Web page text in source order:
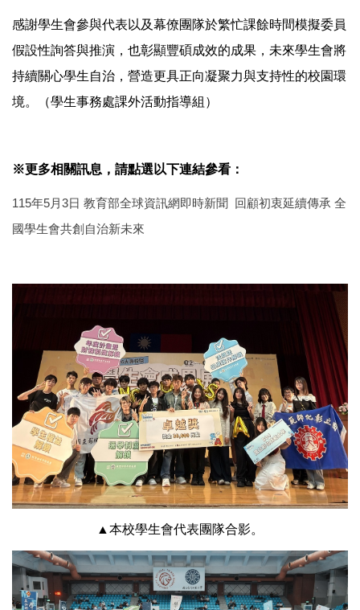
感謝學生會參與代表以及幕僚團隊於繁忙課餘時間模擬委員
假設性詢答與推演，也彰顯豐碩成效的成果，未來學生會將
持續關心學生自治，營造更具正向凝聚力與支持性的校園環
境。（學生事務處課外活動指導組）
※更多相關訊息，請點選以下連結參看：
115年5月3日 教育部全球資訊網即時新聞 回顧初衷延續傳承 全
國學生會共創自治新未來
▲本校學生會代表團隊合影。